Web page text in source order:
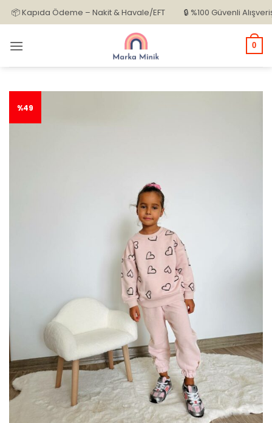
İçeriğe
atla
Ödeme – Nakit & Havale/EFT 🔒 %100 Güvenli Alışveriş
0
%49